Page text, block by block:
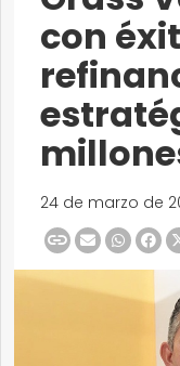
con
24 de marzo de